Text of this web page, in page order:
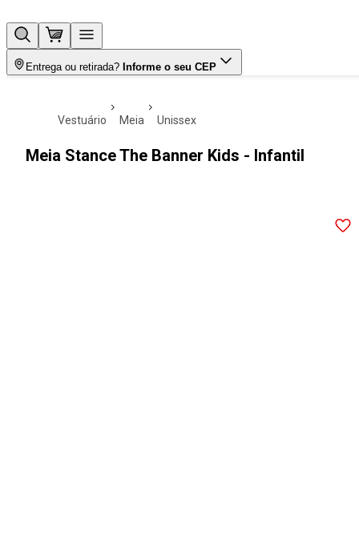
Entrega ou retirada? Informe o seu CEP
vestuário meia unissex
Meia Stance The Banner Kids - Infantil